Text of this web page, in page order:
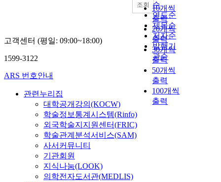
순
연도순
제목순
저자순
발행기
관순
10개씩
출력
20개씩
출력
30개씩
출력
50개씩
출력
100개씩
출력
조회
고객센터 (평일: 09:00~18:00)
1599-3122
ARS 번호안내
관련누리집
대학공개강의(KOCW)
학술정보통계시스템(Rinfo)
외국학술지지원센터(FRIC)
학술관계분석서비스(SAM)
사서커뮤니티
기관회원
지식나눔(LOOK)
의학전자도서관(MEDLIS)